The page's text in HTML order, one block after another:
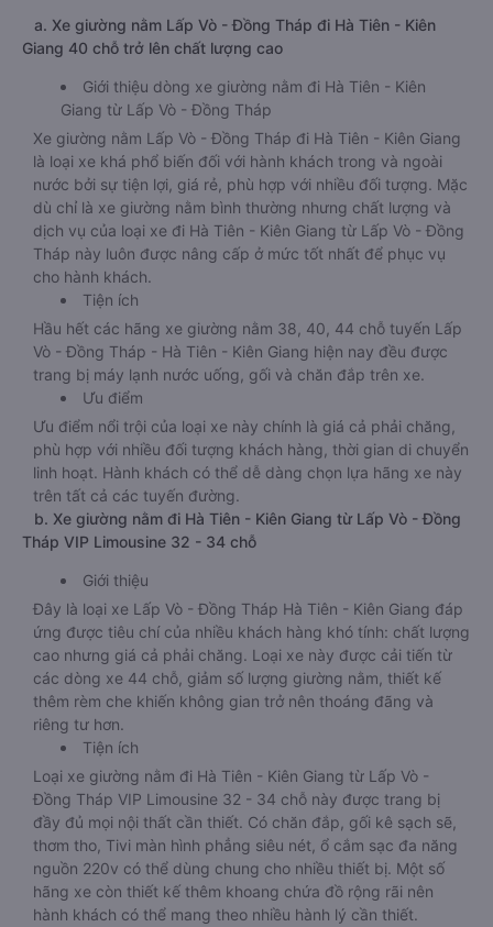
a. Xe giường nằm Lấp Vò - Đồng Tháp đi Hà Tiên - Kiên
Giang 40 chỗ trở lên chất lượng cao
Giới thiệu dòng xe giường nằm đi Hà Tiên - Kiên
Giang từ Lấp Vò - Đồng Tháp
Xe giường nằm Lấp Vò - Đồng Tháp đi Hà Tiên - Kiên Giang
là loại xe khá phổ biến đối với hành khách trong và ngoài
nước bởi sự tiện lợi, giá rẻ, phù hợp với nhiều đối tượng. Mặc
dù chỉ là xe giường nằm bình thường nhưng chất lượng và
dịch vụ của loại xe đi Hà Tiên - Kiên Giang từ Lấp Vò - Đồng
Tháp này luôn được nâng cấp ở mức tốt nhất để phục vụ
cho hành khách.
Tiện ích
Hầu hết các hãng xe giường nằm 38, 40, 44 chỗ tuyến Lấp
Vò - Đồng Tháp - Hà Tiên - Kiên Giang hiện nay đều được
trang bị máy lạnh nước uống, gối và chăn đắp trên xe.
Ưu điểm
Ưu điểm nổi trội của loại xe này chính là giá cả phải chăng,
phù hợp với nhiều đối tượng khách hàng, thời gian di chuyển
linh hoạt. Hành khách có thể dễ dàng chọn lựa hãng xe này
trên tất cả các tuyến đường.
b. Xe giường nằm đi Hà Tiên - Kiên Giang từ Lấp Vò - Đồng
Tháp VIP Limousine 32 - 34 chỗ
Giới thiệu
Đây là loại xe Lấp Vò - Đồng Tháp Hà Tiên - Kiên Giang đáp
ứng được tiêu chí của nhiều khách hàng khó tính: chất lượng
cao nhưng giá cả phải chăng. Loại xe này được cải tiến từ
các dòng xe 44 chỗ, giảm số lượng giường nằm, thiết kế
thêm rèm che khiến không gian trở nên thoáng đãng và
riêng tư hơn.
Tiện ích
Loại xe giường nằm đi Hà Tiên - Kiên Giang từ Lấp Vò -
Đồng Tháp VIP Limousine 32 - 34 chỗ này được trang bị
đầy đủ mọi nội thất cần thiết. Có chăn đắp, gối kê sạch sẽ,
thơm tho, Tivi màn hình phẳng siêu nét, ổ cắm sạc đa năng
nguồn 220v có thể dùng chung cho nhiều thiết bị. Một số
hãng xe còn thiết kế thêm khoang chứa đồ rộng rãi nên
hành khách có thể mang theo nhiều hành lý cần thiết.